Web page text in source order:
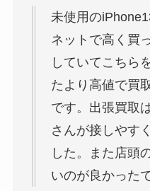
未使用の
ネットで高く買
していてこちら
たより高値で買
です。出張買取
さんが接しやす
した。また店頭
いのが良かったで